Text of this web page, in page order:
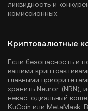
ликвидность и
комиссионных.
Криптовалютные
Если безопасность и
вашими
главными
хранить Neuron (NRN),
некастодиальный
KuCoin или MetaMask.